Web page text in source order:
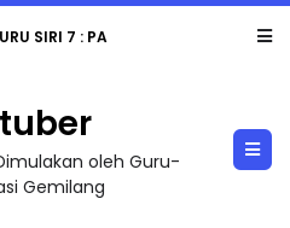
PENYELAMAT DUNIA
oleh Guru-
Gemilang